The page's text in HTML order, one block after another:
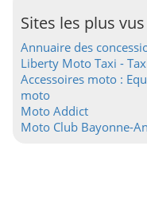
Sites les plus vus
Annuaire des
Liberty Moto Taxi -
Accessoires moto :
moto
Moto Addict
Moto Club Bayonne-